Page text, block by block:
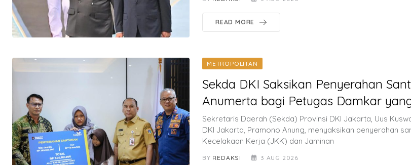
READ MORE
METROPOLITAN
Sekda DKI Saksikan Penyerahan
Anumerta bagi Petugas Damkar
Sekretaris Daerah (Sekda) Provinsi DKI Jakarta, Uus
DKI Jakarta, Pramono Anung, menyaksikan penyerahan
Kecelakaan Kerja (JKK) dan Jaminan
BY REDAKSI 3 AUG 2026